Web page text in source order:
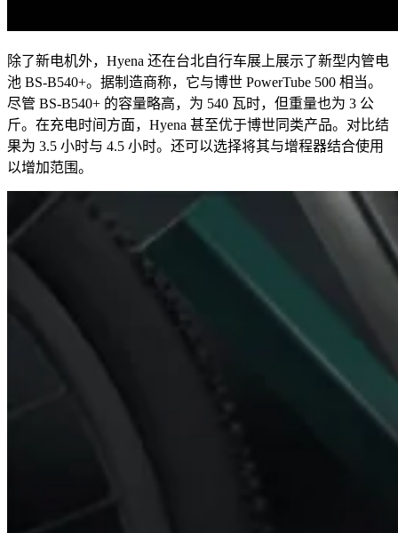
除了新电机外， Hyena 还在台北自行车展上展示了新型内管电
池 BS-B540+。据制造商称，它与博世 PowerTube 500 相当。
尽管 BS-B540+ 的容量略高，为 540 瓦时，但重量也为 3 公
斤。在充电时间方面， Hyena 甚至优于博世同类产品。对比结
果为 3.5 小时与 4.5 小时。还可以选择将其与增程器结合使用
以增加范围。